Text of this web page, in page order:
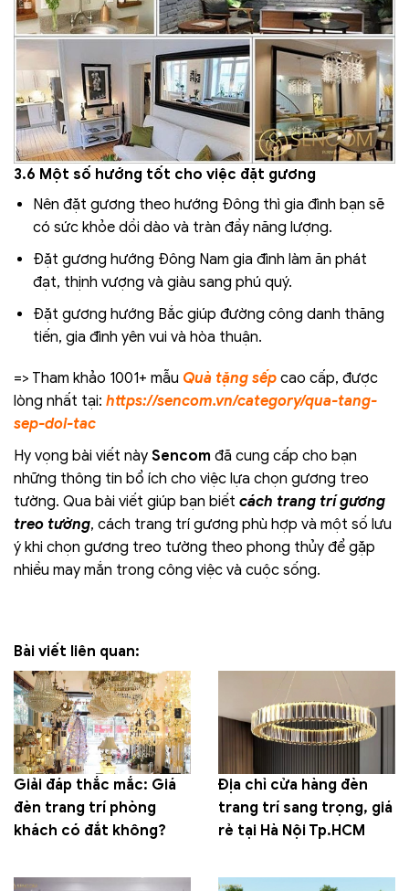
3.6 Một số hướng tốt cho việc đặt gương
Nên đặt gương theo hướng Đông thì gia đình bạn sẽ
có sức khỏe dồi dào và tràn đầy năng lượng.
Đặt gương hướng Đông Nam gia đình làm ăn phát
đạt, thịnh vượng và giàu sang phú quý.
Đặt gương hướng Bắc giúp đường công danh thăng
tiến, gia đình yên vui và hòa thuận.
=> Tham khảo 1001+ mẫu Quà tặng sếp cao cấp, được
lòng nhất tại: https://sencom.vn/category/qua-tang-
sep-doi-tac
Hy vọng bài viết này Sencom đã cung cấp cho bạn
những thông tin bổ ích cho việc lựa chọn gương treo
tường. Qua bài viết giúp bạn biết cách trang trí gương
treo tường, cách trang trí gương phù hợp và một số lưu
ý khi chọn gương treo tường theo phong thủy để gặp
nhiều may mắn trong công việc và cuộc sống.
Bài viết liên quan:
Giải đáp thắc mắc: Giá
đèn trang trí phòng
khách có đắt không?
Địa chỉ cửa hàng đèn
trang trí sang trọng, giá
rẻ tại Hà Nội Tp.HCM